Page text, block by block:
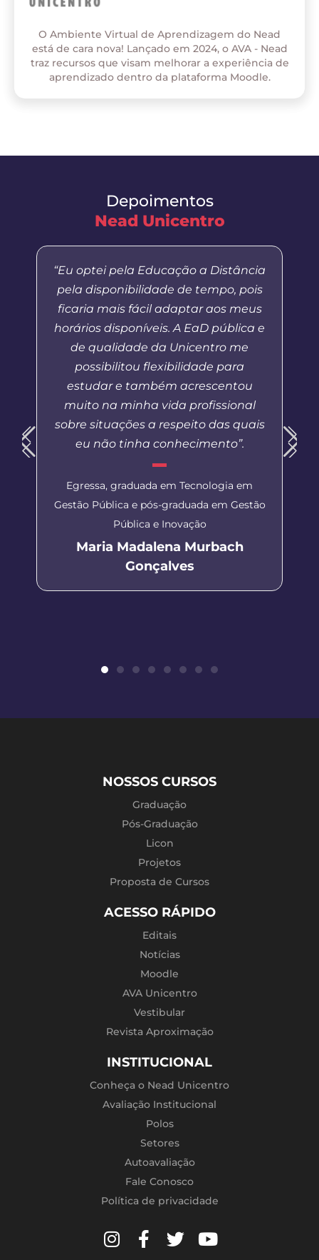
O Ambiente Virtual de Aprendizagem do Nead
está de cara nova! Lançado em 2024, o AVA - Nead
traz recursos que visam melhorar a experiência de
aprendizado dentro da plataforma Moodle.
Depoimentos
Nead Unicentro
“Eu optei pela Educação a Distância
pela disponibilidade de tempo, pois
ficaria mais fácil adaptar aos meus
horários disponíveis. A EaD pública e
de qualidade da Unicentro me
possibilitou flexibilidade para
estudar e também acrescentou
muito na minha vida profissional
sobre situações a respeito das quais
eu não tinha conhecimento”.
Egressa, graduada em Tecnologia em
Gestão Pública e pós-graduada em Gestão
Pública e Inovação
Maria Madalena Murbach
Gonçalves
NOSSOS CURSOS
Graduação
Pós-Graduação
Licon
Projetos
Proposta de Cursos
ACESSO RÁPIDO
Editais
Notícias
Moodle
AVA Unicentro
Vestibular
Revista Aproximação
INSTITUCIONAL
Conheça o Nead Unicentro
Avaliação Institucional
Polos
Setores
Autoavaliação
Fale Conosco
Política de privacidade